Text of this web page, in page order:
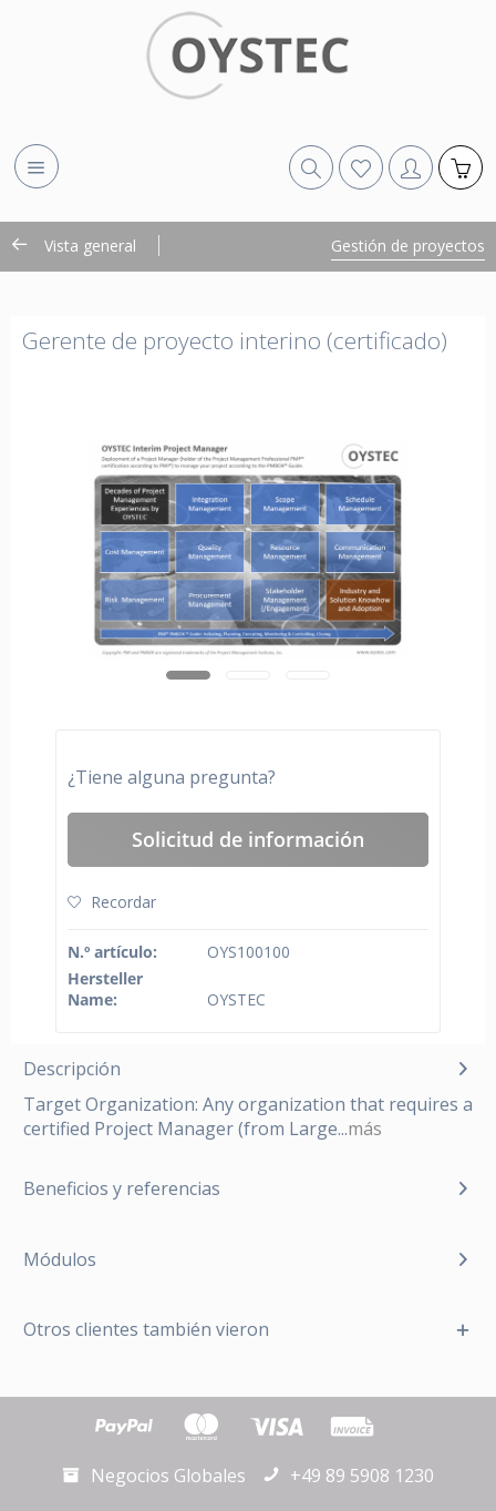
Vista general Gestión de proyectos
Gerente de proyecto interino (certificado)
¿Tiene alguna pregunta?
Solicitud de información
Recordar
N.º artículo:
OYS100100
Hersteller
Name:
OYSTEC
Descripción
Target Organization: Any organization that requires a
certified Project Manager (from Large...más
Beneficios y referencias
Módulos
Otros clientes también vieron
Negocios Globales
+49 89 5908 1230